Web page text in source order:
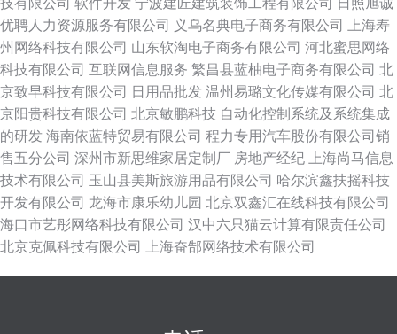
技有限公司 软件开发 宁波建匠建筑装饰工程有限公司
日照旭诚
优聘人力资源服务有限公司
义乌名典电子商务有限公司
上海寿
州网络科技有限公司 山东软淘电子商务有限公司 河北蜜思网络
科技有限公司 互联网信息服务 繁昌县蓝柚电子商务有限公司 北
京致早科技有限公司
日用品批发 温州易璐文化传媒有限公司 北
京阳贵科技有限公司 北京敏鹏科技 自动化控制系统及系统集成
的研发 海南依蓝特贸易有限公司 程力专用汽车股份有限公司销
售五分公司 深州市新思维家居定制厂 房地产经纪
上海尚马信息
技术有限公司 玉山县美斯旅游用品有限公司 哈尔滨鑫扶摇科技
开发有限公司 龙海市康乐幼儿园 北京双鑫汇在线科技有限公司
海口市艺彤网络科技有限公司 汉中六只猫云计算有限责任公司
北京克佩科技有限公司
上海奋郜网络技术有限公司